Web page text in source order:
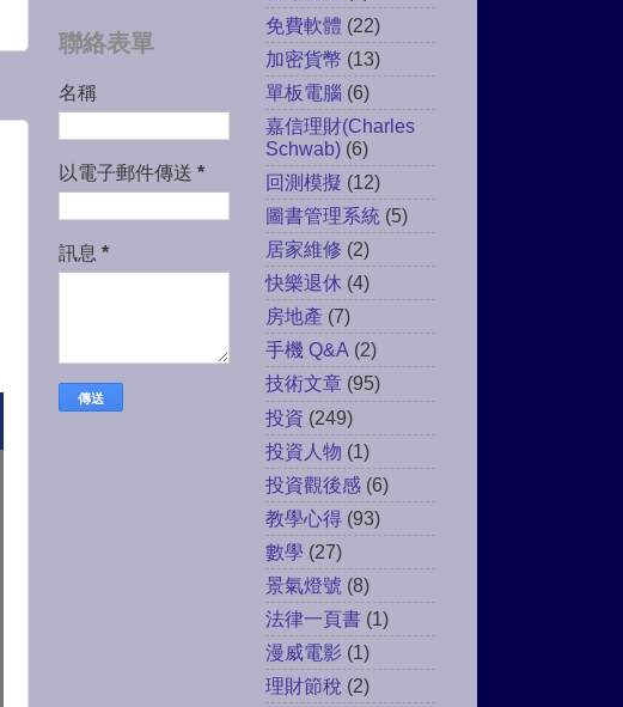
聯絡表單
名稱
以電子郵件傳送 *
訊息 *
免費軟體 (22)
加密貨幣 (13)
單板電腦 (6)
嘉信理財(Charles
Schwab) (6)
回測模擬 (12)
圖書管理系統 (5)
居家維修 (2)
快樂退休 (4)
房地產 (7)
手機 Q&A (2)
技術文章 (95)
投資 (249)
投資人物 (1)
投資觀後感 (6)
教學心得 (93)
數學 (27)
景氣燈號 (8)
法律一頁書 (1)
漫威電影 (1)
理財節稅 (2)